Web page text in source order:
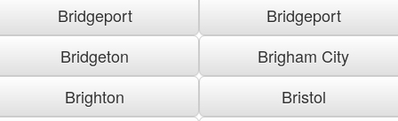
Bridgeport
Bridgeport
Bridgeton
Brigham City
Brighton
Bristol